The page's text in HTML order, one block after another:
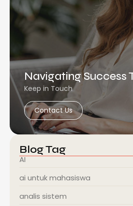
Navigating Success
Keep in Touch
Contact Us
Blog Tag
AI
ai untuk mahasiswa
analis sistem